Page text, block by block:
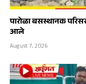
पारोळा बसस्थानक
आले
August 7, 2026